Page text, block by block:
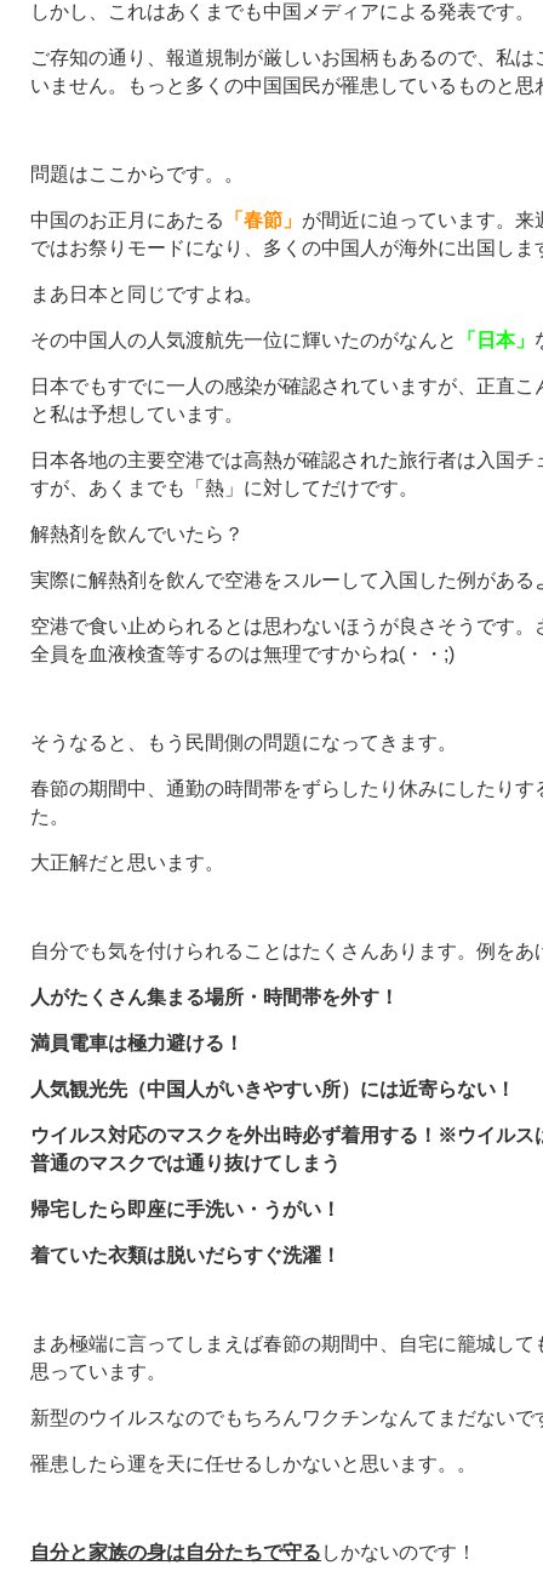
しかし、これはあくまでも中国メディアによる発表です。
ご存知の通り、報道規制が厳しいお国柄もあるので、私は
いません。もっと多くの中国国民が罹患しているものと思
問題はここからです。。
中国のお正月にあたる 「春節」 が間近に迫っています。
ではお祭りモードになり、多くの中国人が海外に出国しま
まあ日本と同じですよね。
その中国人の人気渡航先一位に輝いたのがなんと 「日本」
日本でもすでに一人の感染が確認されていますが、正直
と私は予想しています。
日本各地の主要空港では高熱が確認された旅行者は入国
すが、あくまでも「熱」に対してだけです。
解熱剤を飲んでいたら？
実際に解熱剤を飲んで空港をスルーして入国した例がある
空港で食い止められるとは思わないほうが良さそうです。
全員を血液検査等するのは無理ですからね(・・;)
そうなると、もう民間側の問題になってきます。
春節の期間中、通勤の時間帯をずらしたり休みにしたりす
た。
大正解だと思います。
自分でも気を付けられることはたくさんあります。例をあ
人がたくさん集まる場所・時間帯を外す！
満員電車は極力避ける！
人気観光先（中国人がいきやすい所）には近寄らない！
ウイルス対応のマスクを外出時必ず着用する！※ウイルス
普通のマスクでは通り抜けてしまう
帰宅したら即座に手洗い・うがい！
着ていた衣類は脱いだらすぐ洗濯！
まあ極端に言ってしまえば春節の期間中、自宅に籠城し
思っています。
新型のウイルスなのでもちろんワクチンなんてまだないで
罹患したら運を天に任せるしかないと思います。。
自分と家族の身は自分たちで守る しかないのです！